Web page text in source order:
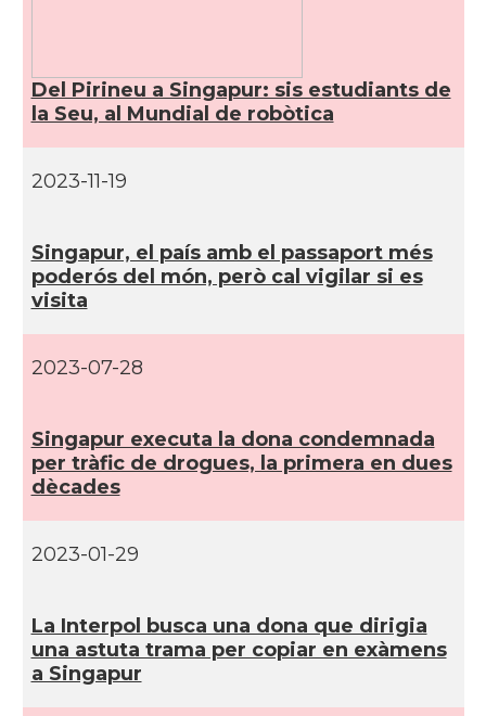
Del Pirineu a Singapur: sis estudiants de
la Seu, al Mundial de robòtica
2023-11-19
Singapur, el paí­s amb el passaport més
poderós del món, però cal vigilar si es
visita
2023-07-28
Singapur executa la dona condemnada
per tràfic de drogues, la primera en dues
dècades
2023-01-29
La Interpol busca una dona que dirigia
una astuta trama per copiar en exàmens
a Singapur